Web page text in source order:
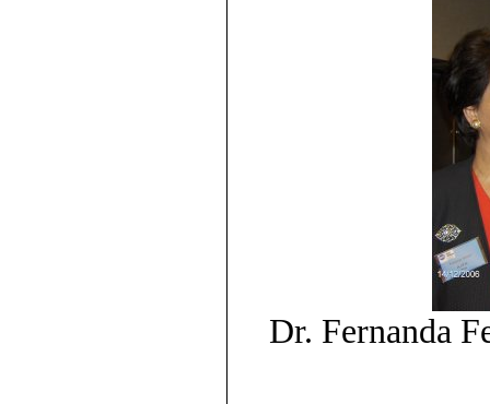
Dr. Fernanda